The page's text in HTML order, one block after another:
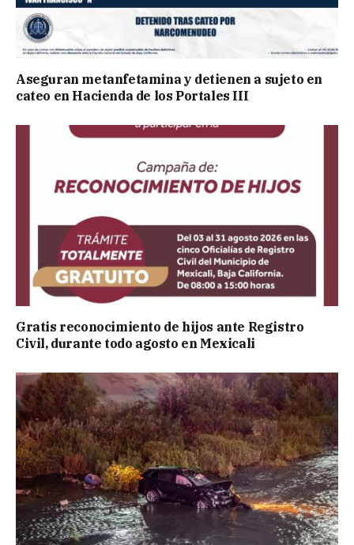
Aseguran metanfetamina y detienen a sujeto en
cateo en Hacienda de los Portales III
Gratis reconocimiento de hijos ante Registro
Civil, durante todo agosto en Mexicali